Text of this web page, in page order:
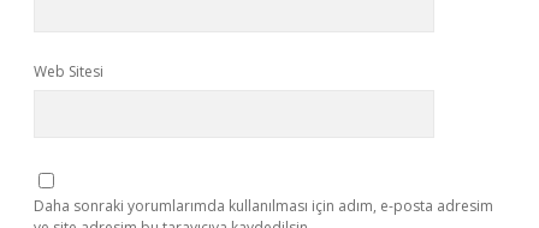
Web Sitesi
Daha sonraki yorumlarımda kullanılması için adım, e-posta adresim